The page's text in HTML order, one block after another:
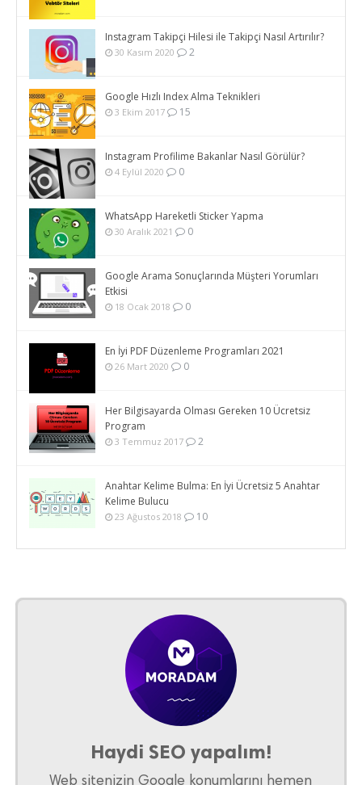
Instagram Takipçi Hilesi ile Takipçi Nasıl Artırılır?
30 Kasım 2020 2
Google Hızlı Index Alma Teknikleri
3 Ekim 2017 15
Instagram Profilime Bakanlar Nasıl Görülür?
4 Eylül 2020 0
WhatsApp Hareketli Sticker Yapma
30 Aralık 2021 0
Google Arama Sonuçlarında Müşteri Yorumları
Etkisi
18 Ocak 2018 0
En İyi PDF Düzenleme Programları 2021
26 Mart 2020 0
Her Bilgisayarda Olması Gereken 10 Ücretsiz
Program
3 Temmuz 2017 2
Anahtar Kelime Bulma: En İyi Ücretsiz 5 Anahtar
Kelime Bulucu
23 Ağustos 2018 10
Haydi SEO yapalım!
Web sitenizin Google konumlarını hemen